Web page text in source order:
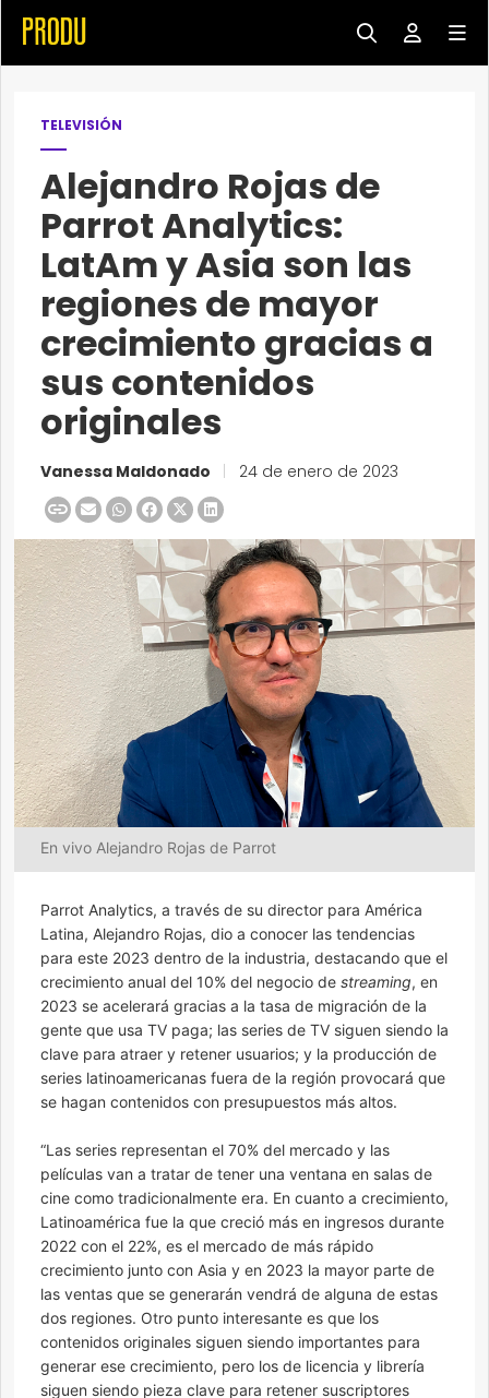
TELEVISIÓN
Alejandro Rojas de
Parrot Analytics:
LatAm y Asia son las
regiones de mayor
crecimiento gracias a
sus contenidos
originales
Vanessa Maldonado 24 de enero de 2023
En vivo Alejandro Rojas de Parrot
Parrot Analytics, a través de su director para América
Latina, Alejandro Rojas, dio a conocer las tendencias
para este 2023 dentro de la industria, destacando que el
crecimiento anual del 10% del negocio de streaming, en
2023 se acelerará gracias a la tasa de migración de la
gente que usa TV paga; las series de TV siguen siendo la
clave para atraer y retener usuarios; y la producción de
series latinoamericanas fuera de la región provocará que
se hagan contenidos con presupuestos más altos.
“Las series representan el 70% del mercado y las
películas van a tratar de tener una ventana en salas de
cine como tradicionalmente era. En cuanto a crecimiento,
Latinoamérica fue la que creció más en ingresos durante
2022 con el 22%, es el mercado de más rápido
crecimiento junto con Asia y en 2023 la mayor parte de
las ventas que se generarán vendrá de alguna de estas
dos regiones. Otro punto interesante es que los
contenidos originales siguen siendo importantes para
generar ese crecimiento, pero los de licencia y librería
siguen siendo pieza clave para retener suscriptores